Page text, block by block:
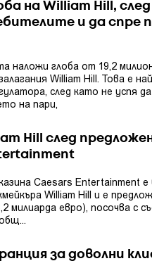
на William Hill,
и да спре
наложи глоба от 19,2
William Hill. Това е
след като не успя
на пари,
Hill след
Caesars Entertainment е
William Hill и е
милиарда евро), посочва с
за доволни